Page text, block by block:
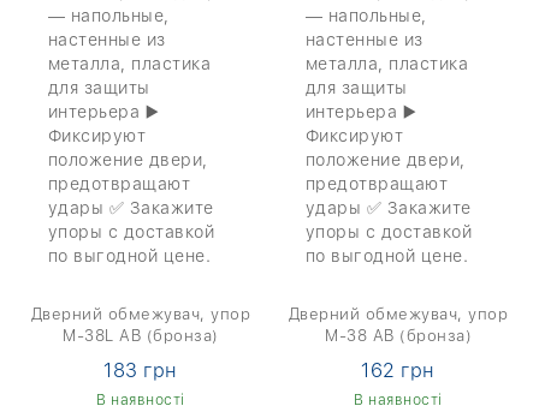
Дверний обмежувач, упор
M-38L AB (бронза)
183 грн
В наявності
Дверний обмежувач, упор
M-38 AB (бронза)
162 грн
В наявності